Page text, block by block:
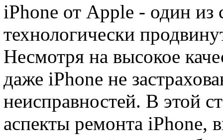
iPhone от Apple - один
технологически
Несмотря на высокое
даже iPhone не
неисправностей. В этой
аспекты ремонта iPhone,